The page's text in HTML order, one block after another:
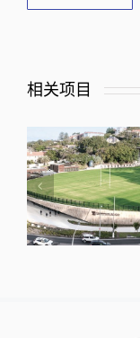
相关项目